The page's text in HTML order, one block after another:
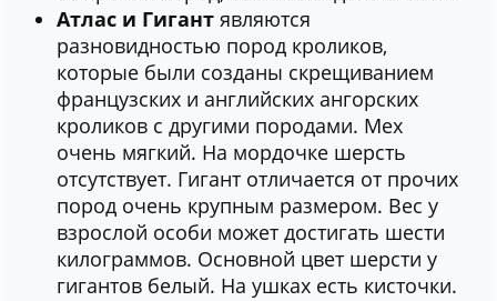
Атлас и Гигант являются
разновидностью пород кроликов,
которые были созданы скрещиванием
французских и английских ангорских
кроликов с другими породами. Мех
очень мягкий. На мордочке шерсть
отсутствует. Гигант отличается от прочих
пород очень крупным размером. Вес у
взрослой особи может достигать шести
килограммов. Основной цвет шерсти у
гигантов белый. На ушках есть кисточки.